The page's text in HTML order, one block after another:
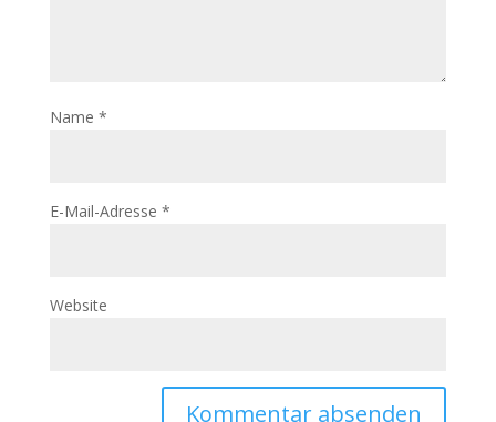
Name *
E-Mail-Adresse *
Website